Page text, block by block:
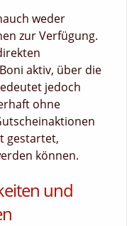
weder
zur Verfügung.
aktiv, über die
jedoch
ohne
gestartet,
können.
und